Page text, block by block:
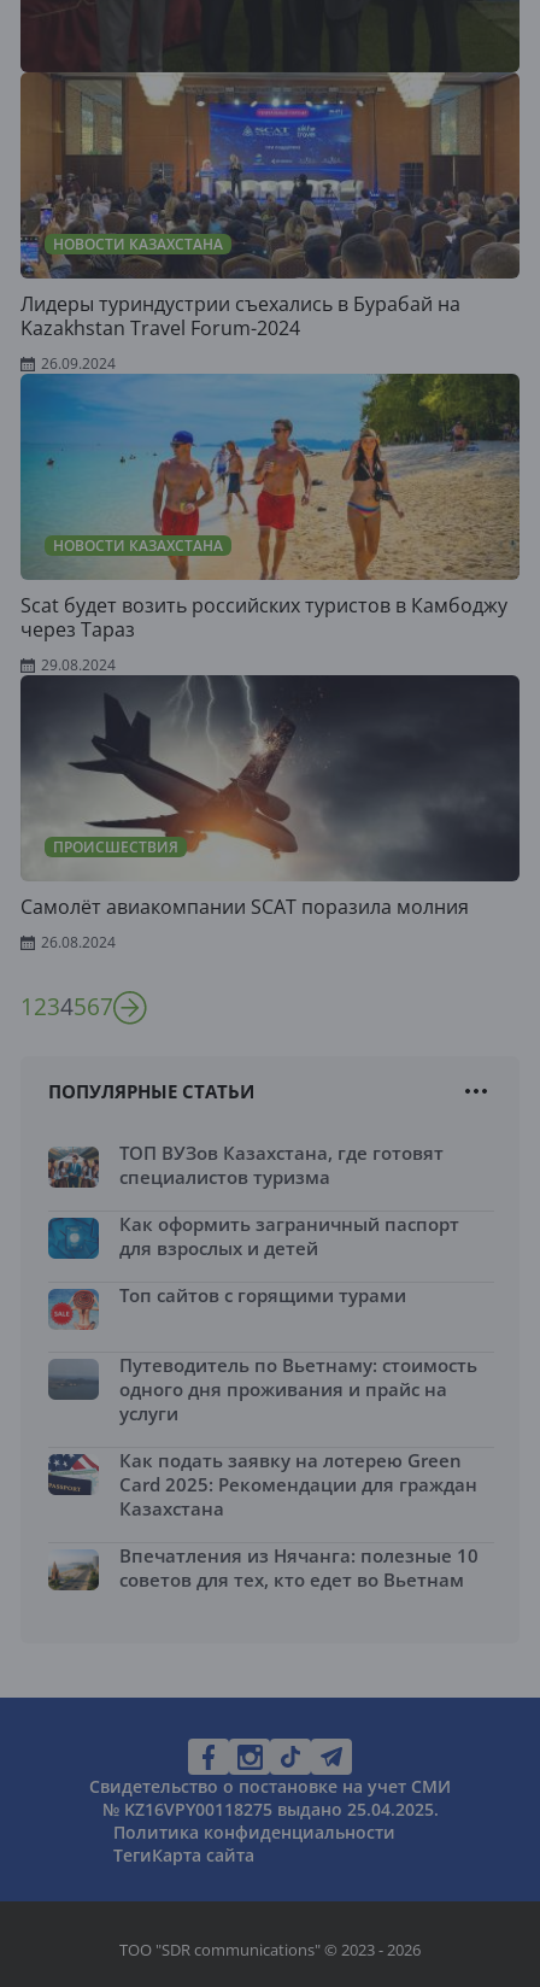
НОВОСТИ КАЗАХСТАНА
Лидеры туриндустрии съехались в Бурабай на
Kazakhstan Travel Forum-2024
26.09.2024
НОВОСТИ КАЗАХСТАНА
Scat будет возить российских туристов в Камбоджу
через Тараз
29.08.2024
ПРОИСШЕСТВИЯ
Cамолёт авиакомпании SCAT поразила молния
26.08.2024
1234567
ПОПУЛЯРНЫЕ СТАТЬИ
ТОП ВУЗов Казахстана, где готовят
специалистов туризма
Как оформить заграничный паспорт
для взрослых и детей
Топ сайтов с горящими турами
Путеводитель по Вьетнаму: стоимость
одного дня проживания и прайс на
услуги
Как подать заявку на лотерею Green
Card 2025: Рекомендации для граждан
Казахстана
Впечатления из Нячанга: полезные 10
советов для тех, кто едет во Вьетнам
Свидетельство о постановке на учет СМИ
№ KZ16VPY00118275 выдано 25.04.2025.
Политика конфиденциальности
ТегиКарта сайта
ТОО "SDR communications" © 2023 - 2026